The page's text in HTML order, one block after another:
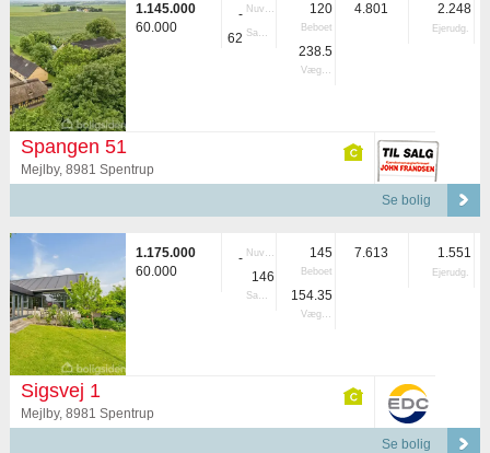
1.145.000
60.000
- Nuvær.
62 Samlet
120
Beboet
238.5
Vægtet
4.801 2.248
Ejerudg.
Spangen 51
Mejlby, 8981 Spentrup
Se bolig
1.175.000
60.000
- Nuvær.
146
Samlet
145
Beboet
154.35
Vægtet
7.613 1.551
Ejerudg.
Sigsvej 1
Mejlby, 8981 Spentrup
Se bolig